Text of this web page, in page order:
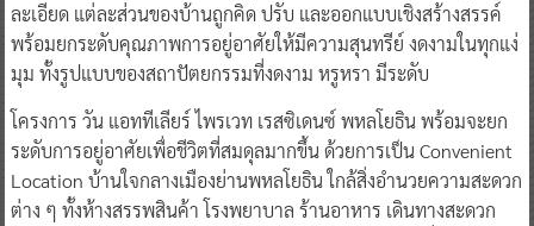
ละเอียด แต่ละส่วนของบ้านถูกคิด ปรับ และออกแบบเชิงสร้างสรรค์
พร้อมยกระดับคุณภาพการอยู่อาศัยให้มีความสุนทรีย์ งดงามในทุกแง่
มุม ทั้งรูปแบบของสถาปัตยกรรมที่งดงาม หรูหรา มีระดับ
โครงการ วัน แอททีเลียร์ ไพรเวท เรสซิเดนซ์ พหลโยธิน พร้อมจะยก
ระดับการอยู่อาศัยเพื่อชีวิตที่สมดุลมากขึ้น ด้วยการเป็น Convenient
Location บ้านใจกลางเมืองย่านพหลโยธิน ใกล้สิ่งอำนวยความสะดวก
ต่าง ๆ ทั้งห้างสรรพสินค้า โรงพยาบาล ร้านอาหาร เดินทางสะดวก